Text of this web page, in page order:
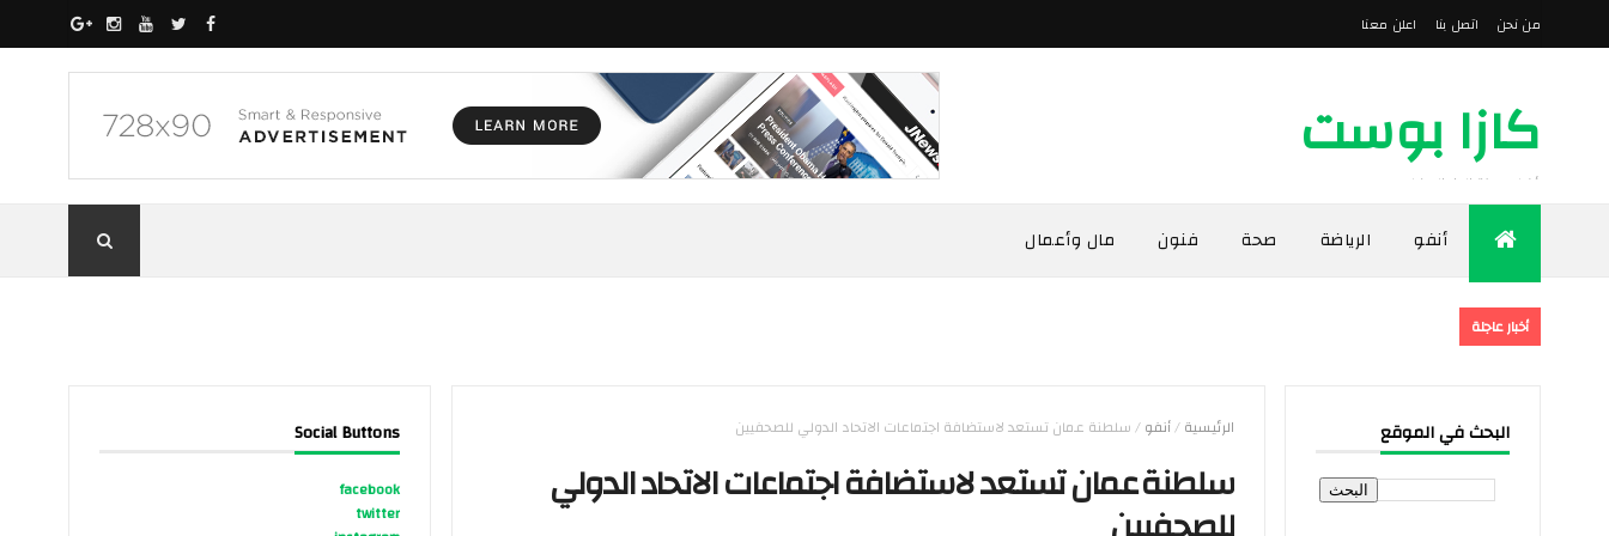
من نحن اتصل بنا اعلن معنا
كازا بوست
أخبار مدينة الدار البيضاء
أنفو الرياضة صحة فنون مال وأعمال
أخبار عاجلة
البحث في الموقع الرئيسية/أنفو/سلطنة عمان تستعد لاستضافة اجتماعات الاتحاد الدولي للصحفيين
سلطنة عمان تستعد لاستضافة اجتماعات الاتحاد الدولي
Social Buttons
facebook
twitter